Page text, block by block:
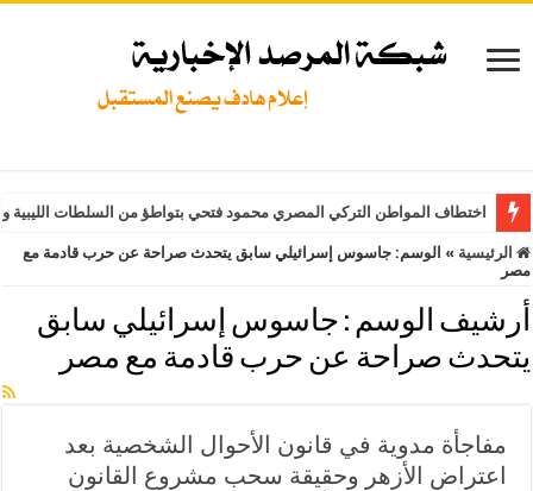
اختطاف المواطن التركي المصري محمود فتحي بتواطؤ من السلطات
الرئيسية » الوسم: جاسوس إسرائيلي سابق يتحدث صراحة عن حرب قادمة مع
مصر
أرشيف الوسم : جاسوس إسرائيلي سابق
يتحدث صراحة عن حرب قادمة مع مصر
مفاجأة مدوية في قانون الأحوال الشخصية بعد
اعتراض الأزهر وحقيقة سحب مشروع القانون